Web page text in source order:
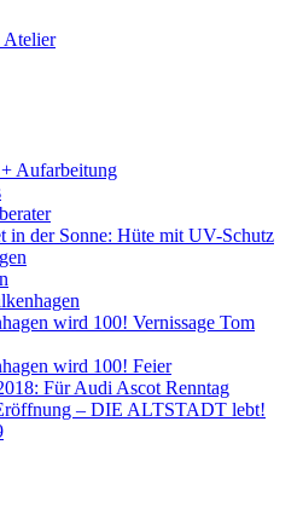
Atelier
Aufarbeitung
in der Sonne: Hüte mit UV-Schutz
wird 100! Vernissage Tom
wird 100! Feier
Für Audi Ascot Renntag
– DIE ALTSTADT lebt!